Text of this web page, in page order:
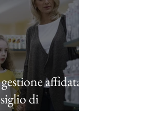
affidata
di
SRL e